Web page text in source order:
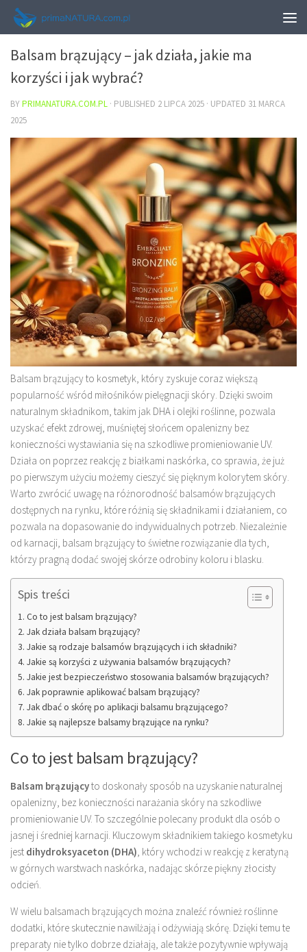
URODA
Balsam brązujący – jak działa, jakie ma
korzyści i jak wybrać?
BYPRIMANATURA.COM.PL · PUBLISHED 2 LIPCA 2025 · UPDATED 31 MARCA
2025
Balsam brązujący to kosmetyk, który zyskuje coraz większą
popularność wśród miłośników pielęgnacji skóry. Dzięki swoim
naturalnym składnikom, takim jak DHA i olejki roślinne, pozwala
uzyskać efekt zdrowej, muśniętej słońcem opalenizny bez
konieczności wystawiania się na szkodliwe promieniowanie UV.
Działa on poprzez reakcję z białkami naskórka, co sprawia, że już
po pierwszym użyciu możemy cieszyć się pięknym kolorytem skóry.
Warto zwrócić uwagę na różnorodność balsamów brązujących
dostępnych na rynku, które różnią się składnikami i działaniem, co
pozwala na dopasowanie do indywidualnych potrzeb. Niezależnie
od karnacji, balsam brązujący to świetne rozwiązanie dla tych,
którzy pragną dodać swojej skórze odrobiny koloru i blasku.
Spis treści
Co to jest balsam brązujący?
Jak działa balsam brązujący?
Jakie są rodzaje balsamów brązujących i ich składniki?
Jakie są korzyści z używania balsamów brązujących?
Jakie jest bezpieczeństwo stosowania balsamów brązujących?
Jak poprawnie aplikować balsam brązujący?
Jak dbać o skórę po aplikacji balsamu brązującego?
Jakie są najlepsze balsamy brązujące na rynku?
Co to jest balsam brązujący?
Balsam brązującyto doskonały sposób na uzyskanie naturalnej
opalenizny, bez konieczności narażania skóry na szkodliwe
promieniowanie UV. To szczególnie polecany produkt dla osób o
jasnej i średniej karnacji. Kluczowym składnikiem takiego kosmetyku
jest dihydroksyaceton (DHA), który wchodzi w reakcję z keratyną
w górnych warstwach naskórka, nadając skórze piękny złocisty
odcień.
W wielu balsamach brązujących można znaleźć również roślinne
dodatki, które skutecznie nawilżają i odżywiają skórę. Dzięki temu te
preparaty nie tylko dobrze działają, ale także pozytywnie wpływają